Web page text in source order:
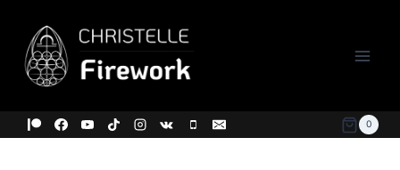
contenu
0